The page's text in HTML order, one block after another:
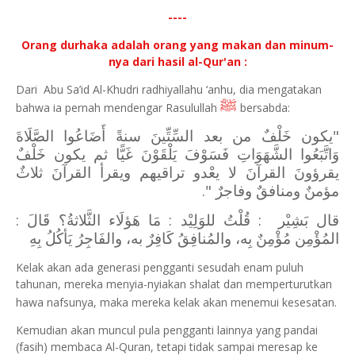
----
Orang durhaka adalah orang yang makan dan minum-
nya dari hasil al-Qur'an :
Dari Abu Sa’id Al-Khudri radhiyallahu ‘anhu, dia mengatakan
bahwa ia pernah mendengar Rasulullah ﷺ bersabda:
"يكون خَلْفٌ من بعد السِّتِّينَ سنةً أَضَاعُوا الصَّلَاةَ
وَاتَّبَعُوا الشَّهَوَاتِ فَسَوْفَ يَلْقَوْنَ غَيًّا ثم يكون خَلْفٌ
يقرؤونَ القرآنَ لا يعْدو تراقيهم ويقرأ القرآنَ ثلاثٌ
مؤمنٌ ومنافقٌ وفاجرٌ ".
قال بَشِيْر : قُلْتُ للوَلِيْد : مَا هَؤلَاء الثَّلاثةُ؟ قَالَ :
المُؤْمِن مُؤْمِنٌ بِه، والمُنافِقُ كَافِرٌ به، والفَاجِرُ يَأكُلُ بِهِ
Kelak akan ada generasi pengganti sesudah enam puluh
tahunan, mereka menyia-nyiakan shalat dan memperturutkan
hawa nafsunya, maka mereka kelak akan menemui kesesatan.
Kemudian akan muncul pula pengganti lainnya yang pandai
(fasih) membaca Al-Quran, tetapi tidak sampai meresap ke